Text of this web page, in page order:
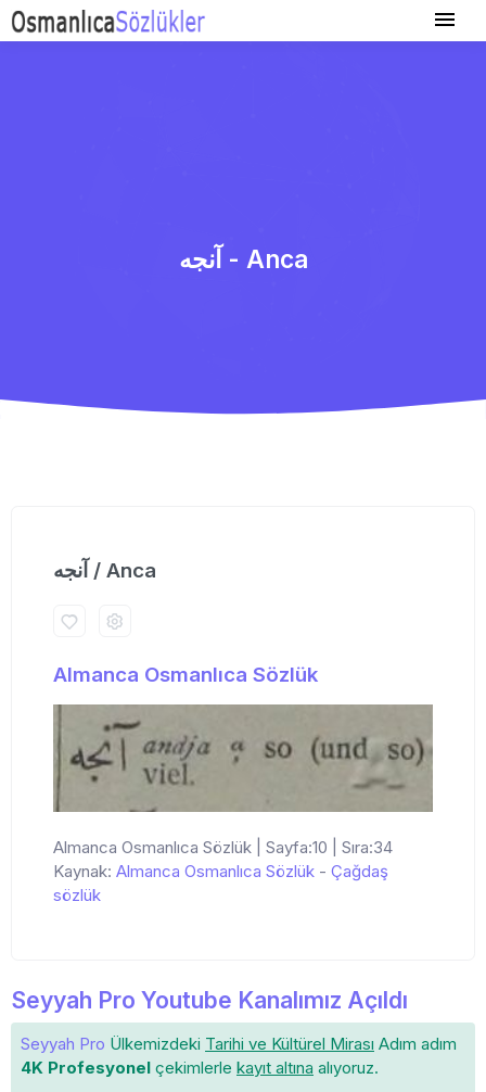
آنجه - Anca
آنجه / Anca
Almanca Osmanlıca Sözlük
Almanca Osmanlıca Sözlük | Sayfa:10 | Sıra:34
Kaynak: Almanca Osmanlıca Sözlük - Çağdaş
sözlük
Seyyah Pro Youtube Kanalımız Açıldı
Seyyah Pro Ülkemizdeki Tarihi ve Kültürel Mirası Adım adım
4K Profesyonel çekimlerle kayıt altına alıyoruz.